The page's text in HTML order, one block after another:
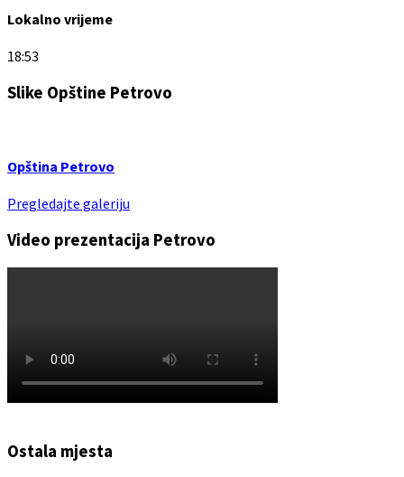
Lokalno vrijeme
18:53
Slike Opštine Petrovo
Opština Petrovo
Pregledajte galeriju
Video prezentacija Petrovo
Ostala mjesta